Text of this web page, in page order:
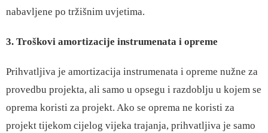
nabavljene po tržišnim uvjetima.
3. Troškovi amortizacije instrumenata i opreme
Prihvatljiva je amortizacija instrumenata i opreme nužne za
provedbu projekta, ali samo u opsegu i razdoblju u kojem se
oprema koristi za projekt. Ako se oprema ne koristi za
projekt tijekom cijelog vijeka trajanja, prihvatljiva je samo